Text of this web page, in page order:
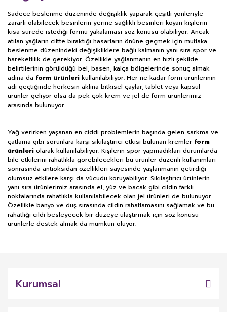
Sadece beslenme düzeninde değişiklik yaparak çeşitli yönleriyle
zararlı olabilecek besinlerin yerine sağlıklı besinleri koyan kişilerin
kısa sürede istediği formu yakalaması söz konusu olabiliyor. Ancak
atılan yağların ciltte bıraktığı hasarların önüne geçmek için mutlaka
beslenme düzenindeki değişikliklere bağlı kalmanın yanı sıra spor ve
hareketlilik de gerekiyor. Özellikle yağlanmanın en hızlı şekilde
belirtilerinin görüldüğü bel, basen, kalça bölgelerinde sonuç almak
adına da form ürünleri kullanılabiliyor. Her ne kadar form ürünlerinin
adı geçtiğinde herkesin aklına bitkisel çaylar, tablet veya kapsül
ürünler geliyor olsa da pek çok krem ve jel de form ürünlerimiz
arasında bulunuyor.
Yağ verirken yaşanan en ciddi problemlerin başında gelen sarkma ve
çatlama gibi sorunlara karşı sıkılaştırıcı etkisi bulunan kremler form
ürünleri olarak kullanılabiliyor. Kişilerin spor yapmadıkları durumlarda
bile etkilerini rahatlıkla görebilecekleri bu ürünler düzenli kullanımları
sonrasında antioksidan özellikleri sayesinde yaşlanmanın getirdiği
olumsuz etkilere karşı da vücudu koruyabiliyor. Sıkılaştırıcı ürünlerin
yanı sıra ürünlerimiz arasında el, yüz ve bacak gibi cildin farklı
noktalarında rahatlıkla kullanılabilecek olan jel ürünleri de bulunuyor.
Özellikle banyo ve duş sırasında cildin rahatlamasını sağlamak ve bu
rahatlığı cildi besleyecek bir düzeye ulaştırmak için söz konusu
ürünlerle destek almak da mümkün oluyor.
Kurumsal